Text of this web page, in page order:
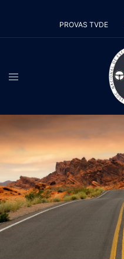
o
PROVAS TVDE
Alternar
menu